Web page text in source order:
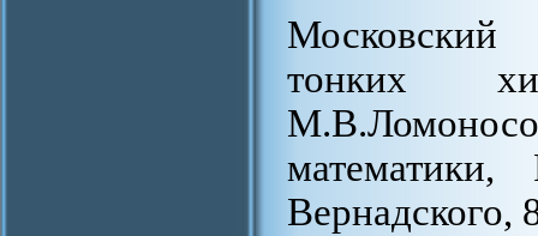
Московский
тонких
Вернадского,